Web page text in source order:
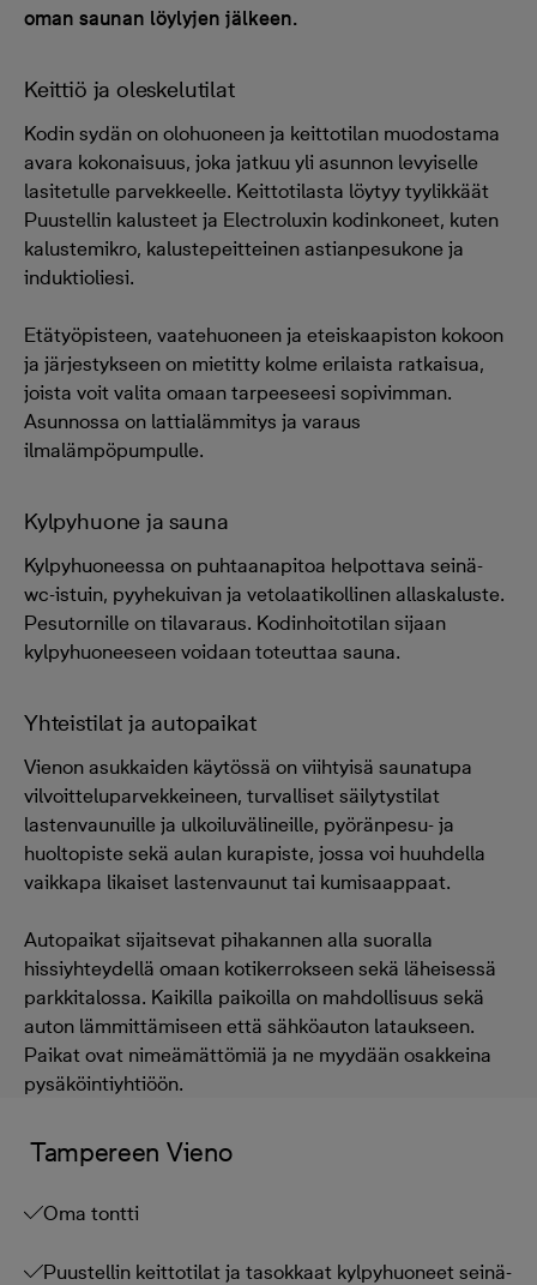
oman saunan löylyjen jälkeen.
Keittiö ja oleskelutilat
Kodin sydän on olohuoneen ja keittotilan muodostama
avara kokonaisuus, joka jatkuu yli asunnon levyiselle
lasitetulle parvekkeelle. Keittotilasta löytyy tyylikkäät
Puustellin kalusteet ja Electroluxin kodinkoneet, kuten
kalustemikro, kalustepeitteinen astianpesukone ja
induktioliesi.
Etätyöpisteen, vaatehuoneen ja eteiskaapiston kokoon
ja järjestykseen on mietitty kolme erilaista ratkaisua,
joista voit valita omaan tarpeeseesi sopivimman.
Asunnossa on lattialämmitys ja varaus
ilmalämpöpumpulle.
Kylpyhuone ja sauna
Kylpyhuoneessa on puhtaanapitoa helpottava seinä-
wc-istuin, pyyhekuivan ja vetolaatikollinen allaskaluste.
Pesutornille on tilavaraus. Kodinhoitotilan sijaan
kylpyhuoneeseen voidaan toteuttaa sauna.
Yhteistilat ja autopaikat
Vienon asukkaiden käytössä on viihtyisä saunatupa
vilvoitteluparvekkeineen, turvalliset säilytystilat
lastenvaunuille ja ulkoiluvälineille, pyöränpesu- ja
huoltopiste sekä aulan kurapiste, jossa voi huuhdella
vaikkapa likaiset lastenvaunut tai kumisaappaat.
Autopaikat sijaitsevat pihakannen alla suoralla
hissiyhteydellä omaan kotikerrokseen sekä läheisessä
parkkitalossa. Kaikilla paikoilla on mahdollisuus sekä
auton lämmittämiseen että sähköauton lataukseen.
Paikat ovat nimeämättömiä ja ne myydään osakkeina
pysäköintiyhtiöön.
Tampereen Vieno
Oma tontti
Puustellin keittotilat ja tasokkaat kylpyhuoneet seinä-